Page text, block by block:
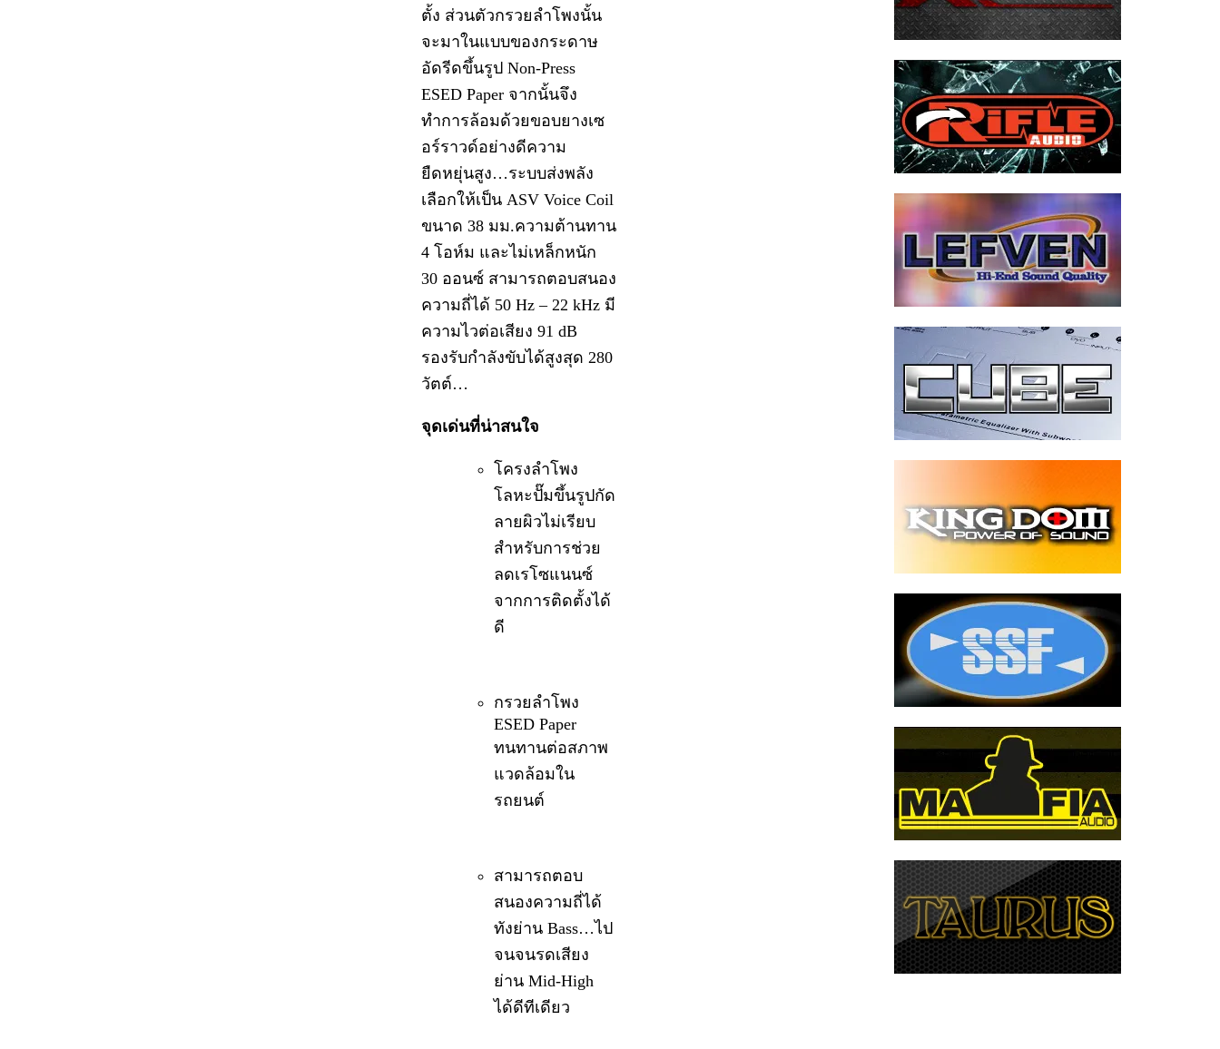
ตั้ง ส่วนตัวกรวยลำโพงนั้น
จะมาในแบบของกระดาษ
อัดรีดขึ้นรูป Non-Press
ESED Paper จากนั้นจึง
ทำการล้อมด้วยขอบยางเซ
อร์ราวด์อย่างดีความ
ยืดหยุ่นสูง…ระบบส่งพลัง
เลือกให้เป็น ASV Voice Coil
ขนาด 38 มม.ความต้านทาน
4 โอห์ม และไม่เหล็กหนัก
30 ออนซ์ สามารถตอบสนอง
ความถี่ได้ 50 Hz – 22 kHz มี
ความไวต่อเสียง 91 dB
รองรับกำลังขับได้สูงสุด 280
วัตต์…
จุดเด่นที่น่าสนใจ
โครงลำโพง
โลหะปั๊มขึ้นรูปกัด
ลายผิวไม่เรียบ
สำหรับการช่วย
ลดเรโซแนนซ์
จากการติดตั้งได้
ดี
กรวยลำโพง
ESED Paper
ทนทานต่อสภาพ
แวดล้อมใน
รถยนต์
สามารถตอบ
สนองความถี่ได้
ทังย่าน Bass…ไป
จนจนรดเสียง
ย่าน Mid-High
ได้ดีทีเดียว